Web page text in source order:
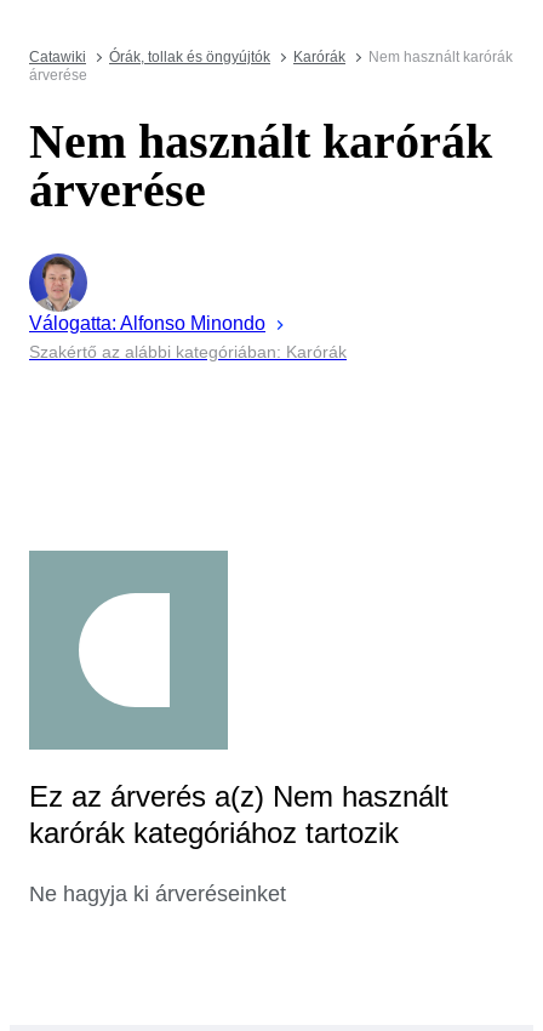
Catawiki Órák, tollak és öngyújtók Karórák
Nem használt karórák
árverése
Nem használt karórák
árverése
Válogatta: Alfonso Minondo
Szakértő az alábbi kategóriában: Karórák
Ez az árverés a(z) Nem használt
karórák kategóriához tartozik
Ne hagyja ki árveréseinket